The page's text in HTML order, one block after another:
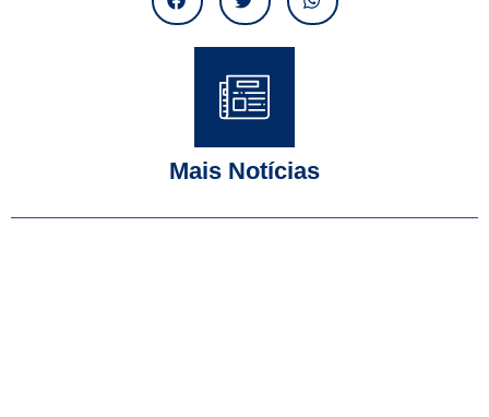
Mais Notícias